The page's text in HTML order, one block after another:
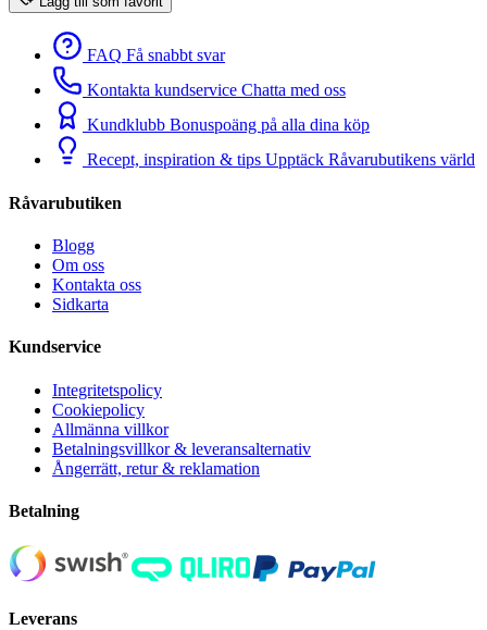
FAQ Få snabbt svar
Kontakta kundservice Chatta med oss
Kundklubb Bonuspoäng på alla dina köp
Recept, inspiration & tips Upptäck Råvarubutikens värld
Råvarubutiken
Blogg
Om oss
Kontakta oss
Sidkarta
Kundservice
Integritetspolicy
Cookiepolicy
Allmänna villkor
Betalningsvillkor & leveransalternativ
Ångerrätt, retur & reklamation
Betalning
Leverans